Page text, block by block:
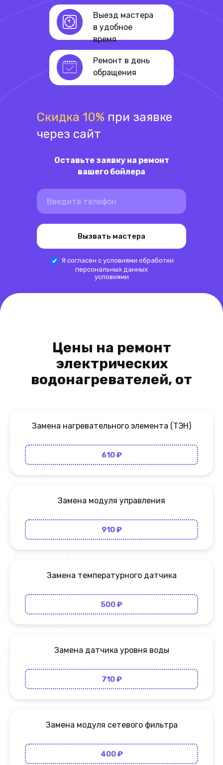
Скидка 10% при заявке
через сайт
Вызвать мастера
Я согласен с условиями обработки
персональных данных
условиями
Оставьте заявку на ремонт
вашего бойлера
Выезд мастера
в удобное
время
Ремонт в день
обращения
Цены на ремонт
электрических
водонагревателей, от
Замена нагревательного элемента (ТЭН)
610 ₽
Замена модуля управления
910 ₽
Замена температурного датчика
500 ₽
Замена датчика уровня воды
710 ₽
Замена модуля сетевого фильтра
400 ₽